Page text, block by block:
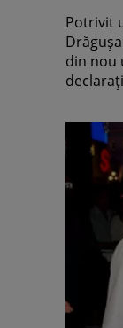
făcut!
Potrivit
din nou